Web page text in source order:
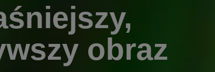
obraz